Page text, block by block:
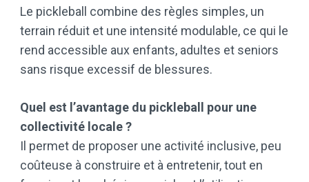
Le pickleball combine des règles simples, un
terrain réduit et une intensité modulable, ce qui le
rend accessible aux enfants, adultes et seniors
sans risque excessif de blessures.
Quel est l’avantage du pickleball pour une
collectivité locale ?
Il permet de proposer une activité inclusive, peu
coûteuse à construire et à entretenir, tout en